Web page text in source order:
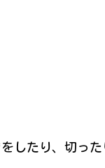
したり、切った